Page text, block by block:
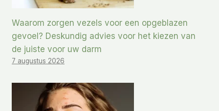
Waarom zorgen vezels voor een opgeblazen
gevoel? Deskundig advies voor het kiezen van
de juiste voor uw darm
7 augustus 2026